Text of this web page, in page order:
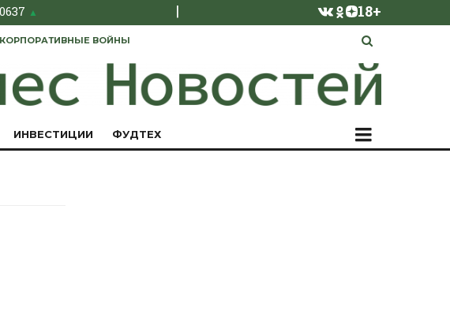
▲ | 18+
ВОЙНЫ
ИНВЕСТИЦИИ ФУДТЕХ